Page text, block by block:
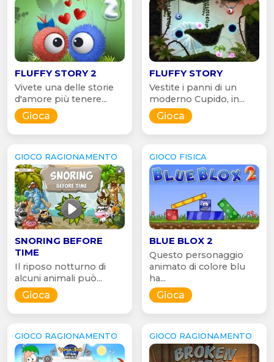
FLUFFY STORY 2
Vivete una delle storie
d'amore più tenere...
Gioca
FLUFFY STORY
Vestite i panni di un
moderno Cupido, in...
Gioca
GIOCO RAGIONAMENTO
SNORING BEFORE
TIME
Il riposo notturno di
alcuni animali può...
Gioca
GIOCO FISICA
BLUE BLOX 2
Questo personaggio
animato di colore blu
ha...
Gioca
GIOCO RAGIONAMENTO GIOCO RAGIONAMENTO